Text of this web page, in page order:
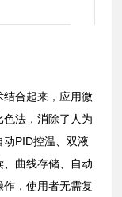
结合起来，应用微
法，消除了人为
PID控温、双液
曲线存储、自动
，使用者无需复